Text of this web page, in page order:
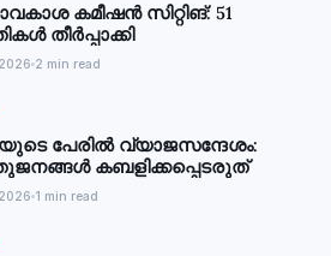
കമീഷന്‍ സിറ്റിങ്: 51
തീര്‍പ്പാക്കി
2 min read
പേരില്‍ വ്യാജസന്ദേശം:
കബളിക്കപ്പെടരുത്
1 min read